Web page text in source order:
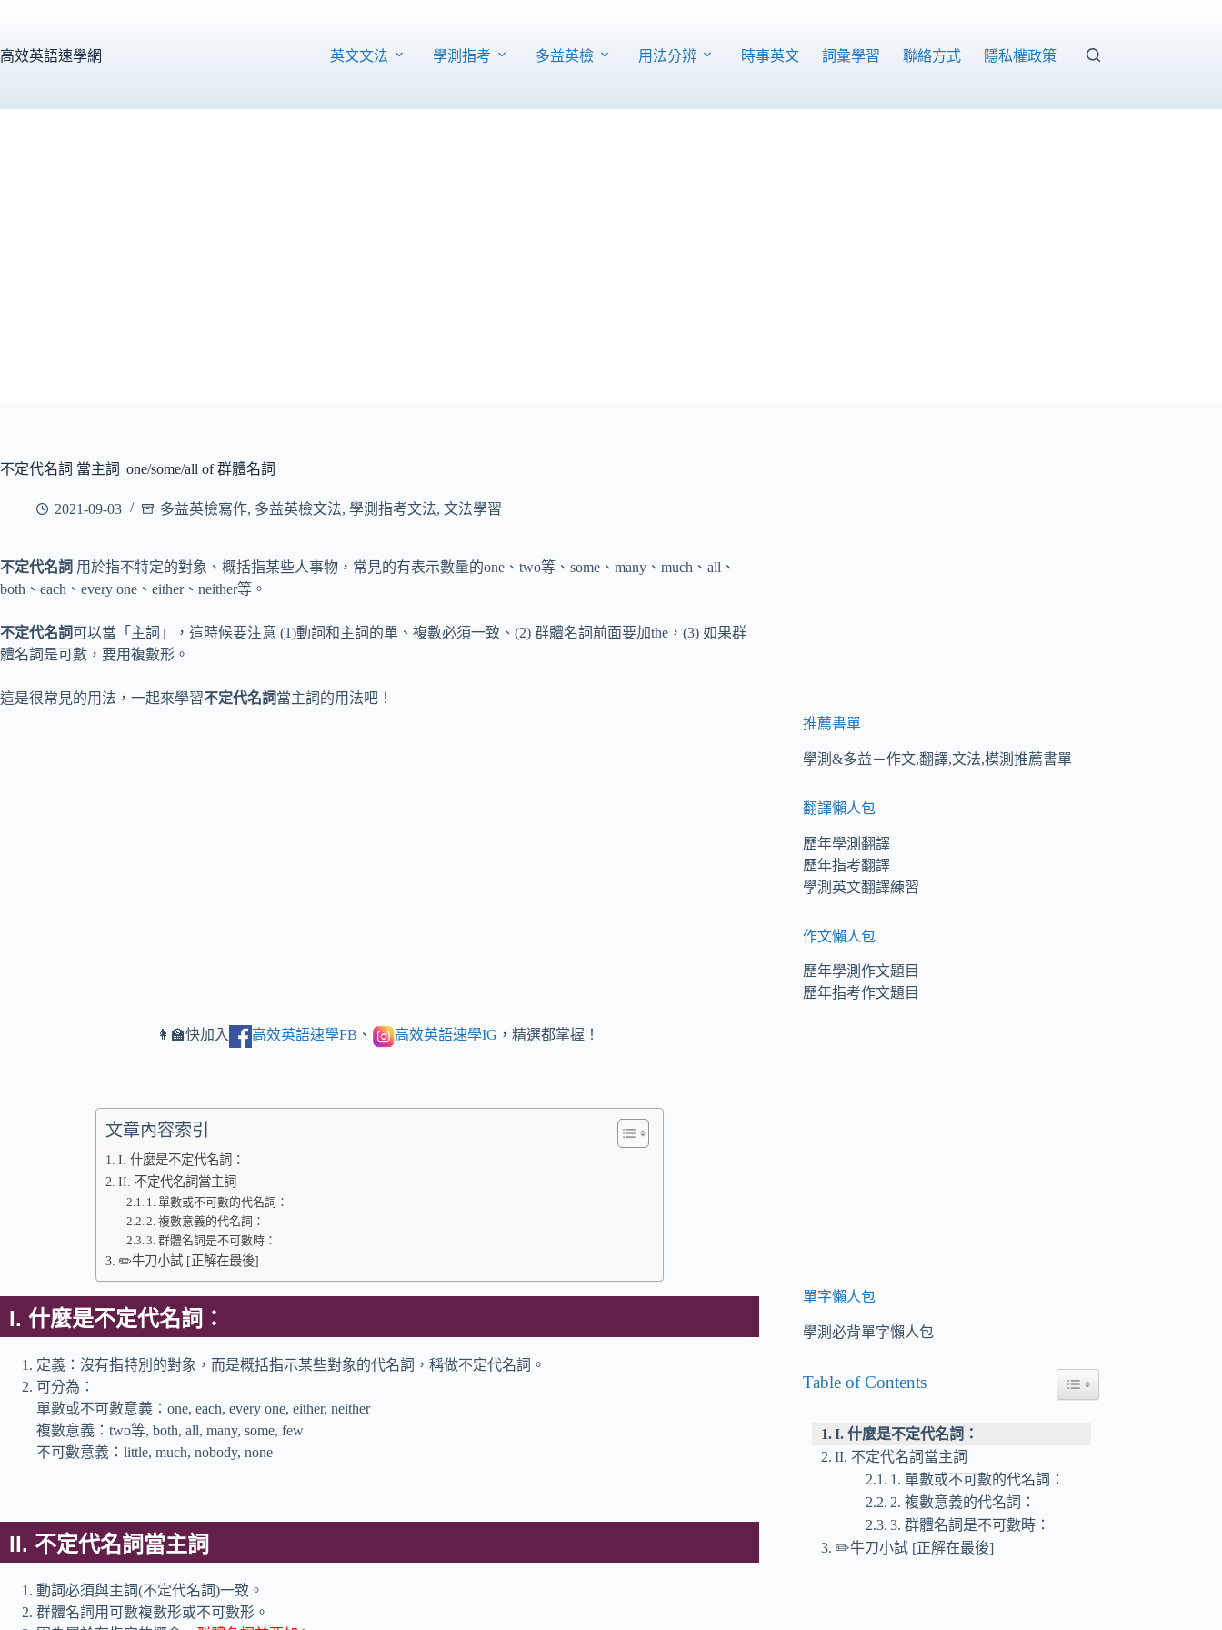
主
高效英語速學網 英文文法 學測指考 多益英檢 用法分辨 時事英文 詞彙學習 聯絡方式 隱私權政策
不定代名詞 當主詞 |one/some/all of 群體名詞
2021-09-03 多益英檢寫作, 多益英檢文法, 學測指考文法, 文法學習
不定代名詞 用於指不特定的對象、概括指某些人事物，常見的有表示數量的one、two等、some、many、much、all、
both、each、every one、either、neither等。
不定代名詞可以當「主詞」，這時候要注意 (1)動詞和主詞的單、複數必須一致、(2) 群體名詞前面要加the，(3) 如果群
體名詞是可數，要用複數形。
這是很常見的用法，一起來學習不定代名詞當主詞的用法吧！
👩‍🏫快加入 高效英語速學FB 、 高效英語速學IG ，精選都掌握！
文章內容索引
I. 什麼是不定代名詞：
II. 不定代名詞當主詞
1. 單數或不可數的代名詞：
2. 複數意義的代名詞：
3. 群體名詞是不可數時：
✏️牛刀小試 [正解在最後]
I. 什麼是不定代名詞：
定義：沒有指特別的對象，而是概括指示某些對象的代名詞，稱做不定代名詞。
可分為：
單數或不可數意義：one, each, every one, either, neither
複數意義：two等, both, all, many, some, few
不可數意義：little, much, nobody, none
II. 不定代名詞當主詞
動詞必須與主詞(不定代名詞)一致。
群體名詞用可數複數形或不可數形。
推薦書單
學測&多益－作文,翻譯,文法,模測推薦書單
翻譯懶人包
歷年學測翻譯
歷年指考翻譯
學測英文翻譯練習
作文懶人包
歷年學測作文題目
歷年指考作文題目
單字懶人包
學測必背單字懶人包
Table of Contents Toggle Table of Content
I. 什麼是不定代名詞：
II. 不定代名詞當主詞
1. 單數或不可數的代名詞：
2. 複數意義的代名詞：
3. 群體名詞是不可數時：
✏️牛刀小試 [正解在最後]